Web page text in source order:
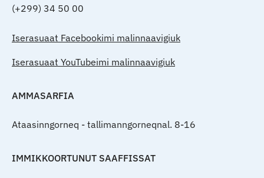
(+299) 34 50 00
Iserasuaat Facebookimi malinnaavigiuk
Iserasuaat YouTubeimi malinnaavigiuk
AMMASARFIA
Ataasinngorneq - tallimanngorneqnal. 8-16
IMMIKKOORTUNUT SAAFFISSAT